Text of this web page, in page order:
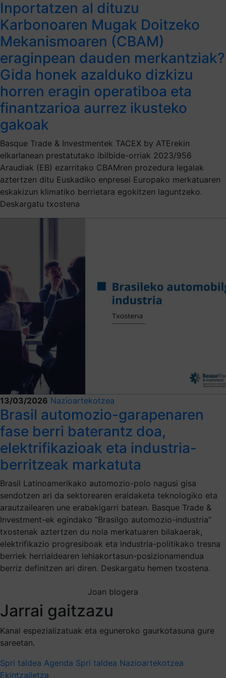
Inportatzen al dituzu
Karbonoaren Mugak Doitzeko
Mekanismoaren (CBAM)
eraginpean dauden merkantziak?
Gida honek azalduko dizkizu
horren eragin operatiboa eta
finantzarioa aurrez ikusteko
gakoak
Basque Trade & Investmentek TACEX by ATErekin
elkarlanean prestatutako ibilbide-orriak 2023/956
Araudiak (EB) ezarritako CBAMren prozedura legalak
aztertzen ditu Euskadiko enpresei Europako merkatuaren
eskakizun klimatiko berrietara egokitzen laguntzeko.
Deskargatu txostena
13/03/2026 Nazioartekotzea
Brasil automozio-garapenaren
fase berri baterantz doa,
elektrifikazioak eta industria-
berritzeak markatuta
Brasil Latinoamerikako automozio-polo nagusi gisa
sendotzen ari da sektorearen eraldaketa teknologiko eta
arautzailearen une erabakigarri batean. Basque Trade &
Investment-ek egindako “Brasilgo automozio-industria”
txostenak aztertzen du nola merkatuaren bilakaerak,
elektrifikazio progresiboak eta industria-politikako tresna
berriek herrialdearen lehiakortasun-posizionamendua
berriz definitzen ari diren. Deskargatu hemen txostena.
Joan blogera
Jarrai gaitzazu
Kanal espezializatuak eta eguneroko gaurkotasuna gure
sareetan.
Spri taldea Agenda Spri taldea Nazioartekotzea
Ekintzailetza